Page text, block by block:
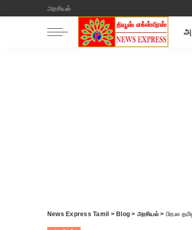
அரசியல்
News Express Tamil > Blog > அரசியல்> பிரபல